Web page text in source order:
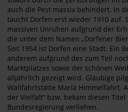
auch die Pest massiv behindert. In
taucht Dorfen erst wieder 1910 auf.
massiven Unruhen aufgrund der
die unter dem Namen „Dorfener
Seit 1954 ist Dorfen eine Stadt. Ein
anderem aufgrund des zum Teil
Marktplatzes sowie der schönen
alljährlich gezeigt wird. Gläubige
Wallfahrtstätte Mariä Himmelfahrt.
der Vielfalt“ bzw. bekam diesen
Bundesregierung verliehen.